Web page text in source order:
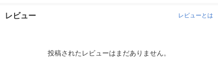
レビュー レビューとは
投稿されたレビューはまだありません。